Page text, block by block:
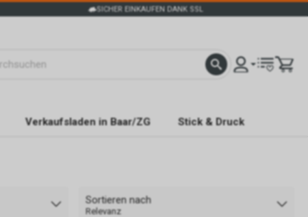
SICHER EINKAUFEN DANK SSL
Verkaufsladen in Baar/ZG Stick & Druck
Sortieren nach
Relevanz